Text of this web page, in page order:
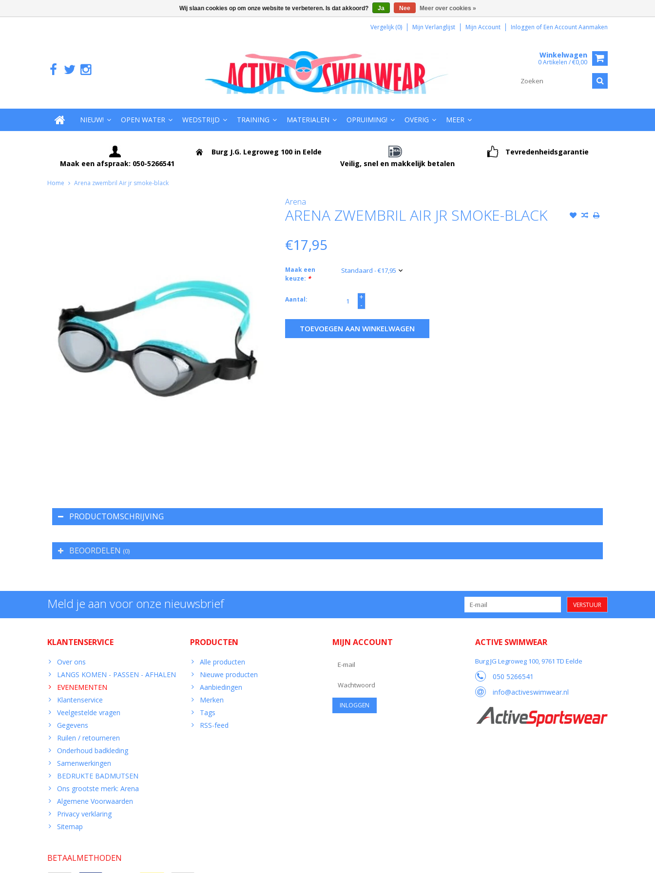
Vergelijk (0) Mijn Verlanglijst Mijn Account Inloggen of Een Account Aanmaken
Winkelwagen
0 Artikelen / €0,00
NIEUW! OPEN WATER WEDSTRIJD TRAINING MATERIALEN OPRUIMING! OVERIG MEER
Maak een afspraak: 050-5266541
Burg J.G. Legroweg 100 in Eelde
Veilig, snel en makkelijk betalen
Tevredenheidsgarantie
Home Arena zwembril Air jr smoke-black
Arena
ARENA ZWEMBRIL AIR JR SMOKE-BLACK
€17,95
Maak een
keuze: *
Aantal:
+
-
TOEVOEGEN AAN WINKELWAGEN
PRODUCTOMSCHRIJVING
BEOORDELEN (0)
Meld je aan voor onze nieuwsbrief VERSTUUR
KLANTENSERVICE
Over ons
LANGS KOMEN - PASSEN - AFHALEN
EVENEMENTEN
Klantenservice
Veelgestelde vragen
Gegevens
Ruilen / retourneren
Onderhoud badkleding
Samenwerkingen
BEDRUKTE BADMUTSEN
Ons grootste merk: Arena
Algemene Voorwaarden
Privacy verklaring
Sitemap
PRODUCTEN
Alle producten
Nieuwe producten
Aanbiedingen
Merken
Tags
RSS-feed
MIJN ACCOUNT ACTIVE SWIMWEAR
Burg JG Legroweg 100, 9761 TD Eelde
050 5266541
info@activeswimwear.nl
BETAALMETHODEN
Wij slaan cookies op om onze website te verbeteren. Is dat akkoord? Ja Nee Meer over cookies »